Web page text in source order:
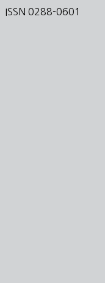
ISSN 0288-0601